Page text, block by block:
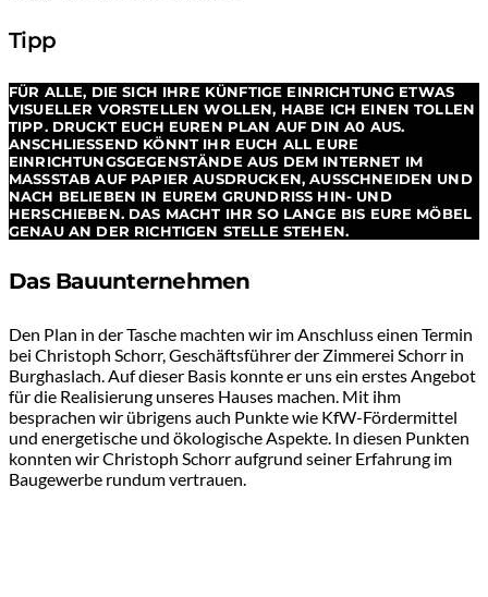
Tipp
FÜR ALLE, DIE SICH IHRE KÜNFTIGE EINRICHTUNG ETWAS
VISUELLER VORSTELLEN WOLLEN, HABE ICH EINEN TOLLEN
TIPP. DRUCKT EUCH EUREN PLAN AUF DIN A0 AUS.
ANSCHLIESSEND KÖNNT IHR EUCH ALL EURE E
INRICHTUNGSGEGENSTÄNDE AUS DEM INTERNET IM M
ASSSTAB AUF PAPIER AUSDRUCKEN, AUSSCHNEIDEN UND NA
CH BELIEBEN IN EUREM GRUNDRISS HIN- UND HE
RSCHIEBEN. DAS MACHT IHR SO LANGE BIS EURE MÖBEL GE
NAU AN DER RICHTIGEN STELLE STEHEN.
Das Bauunternehmen
Den Plan in der Tasche machten wir im Anschluss einen Termin
bei Christoph Schorr, Geschäftsführer der Zimmerei Schorr in
Burghaslach. Auf dieser Basis konnte er uns ein erstes Angebot
für die Realisierung unseres Hauses machen. Mit ihm
besprachen wir übrigens auch Punkte wie KfW-Fördermittel
und energetische und ökologische Aspekte. In diesen Punkten
konnten wir Christoph Schorr aufgrund seiner Erfahrung im
Baugewerbe rundum vertrauen.